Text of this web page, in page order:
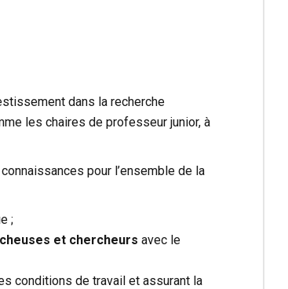
dans la recherche
les chaires de professeur junior, à
pour l’ensemble de la
;
et chercheurs avec le
conditions de travail et assurant la